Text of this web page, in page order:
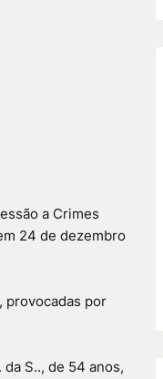
a Crimes
24 de dezembro
provocadas por
S.., de 54 anos,